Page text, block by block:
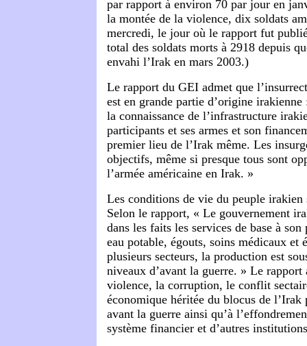
par rapport à environ 70 par jour en
la montée de la violence, dix soldats
mercredi, le jour où le rapport fut
total des soldats morts à 2918 depuis
envahi l’Irak en mars 2003.)
Le rapport du GEI admet que
est en grande partie d’origine
la connaissance de l’infrastructure
participants et ses armes et son
premier lieu de l’Irak même. Les
objectifs, même si presque tous sont
l’armée américaine en Irak. »
Les conditions de vie du peuple
Selon le rapport, « Le gouvernement
dans les faits les services de base à
eau potable, égouts, soins médicaux et
plusieurs secteurs, la production est
niveaux d’avant la guerre. » Le rapport
violence, la corruption, le conflit
économique héritée du blocus de l’Irak
avant la guerre ainsi qu’à
système financier et d’autres